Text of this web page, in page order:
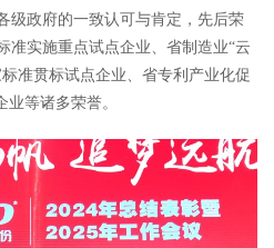
政府的一致认可与肯定，先后荣
准实施重点试点企业、省制造业“云
准贯标试点企业、省专利产业化促
等诸多荣誉。